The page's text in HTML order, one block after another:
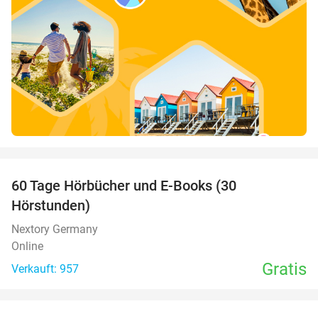
60 Tage Hörbücher und E-Books (30
Hörstunden)
Nextory Germany
Online
Verkauft: 957
Gratis